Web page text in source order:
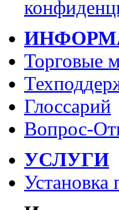
Торговые
Глоссарий
Вопрос-
УСЛУГИ
Установка